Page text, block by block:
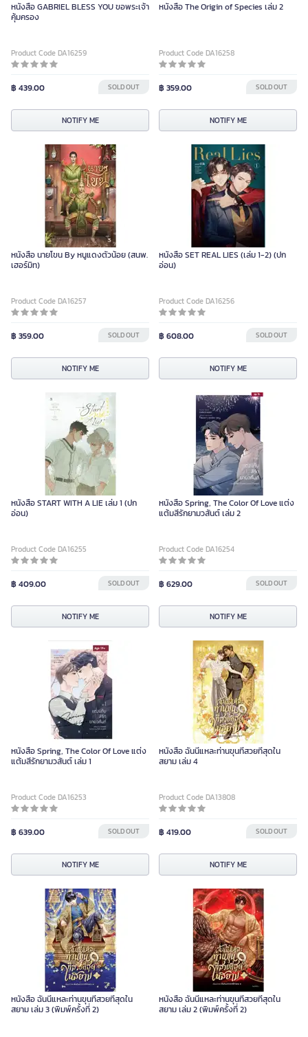
หนังสือ GABRIEL BLESS YOU ขอพระเจ้า
คุ้มครอง
Product Code DA16259
฿ 439.00 SOLD OUT
NOTIFY ME
หนังสือ The Origin of Species เล่ม 2
Product Code DA16258
฿ 359.00 SOLD OUT
NOTIFY ME
หนังสือ นายโขน By หนูแดงตัวน้อย (สนพ.
เฮอร์มิท)
Product Code DA16257
฿ 359.00 SOLD OUT
NOTIFY ME
หนังสือ SET REAL LIES (เล่ม 1-2) (ปก
อ่อน)
Product Code DA16256
฿ 608.00 SOLD OUT
NOTIFY ME
หนังสือ START WITH A LIE เล่ม 1 (ปก
อ่อน)
Product Code DA16255
฿ 409.00 SOLD OUT
NOTIFY ME
หนังสือ Spring, The Color Of Love แต่ง
แต้มสีรักยามวสันต์ เล่ม 2
Product Code DA16254
฿ 629.00 SOLD OUT
NOTIFY ME
หนังสือ Spring, The Color Of Love แต่ง
แต้มสีรักยามวสันต์ เล่ม 1
Product Code DA16253
฿ 639.00 SOLD OUT
NOTIFY ME
หนังสือ ฉันนี่แหละท่านขุนที่สวยที่สุดใน
สยาม เล่ม 4
Product Code DA13808
฿ 419.00 SOLD OUT
NOTIFY ME
หนังสือ ฉันนี่แหละท่านขุนที่สวยที่สุดใน
สยาม เล่ม 3 (พิมพ์ครั้งที่ 2)
หนังสือ ฉันนี่แหละท่านขุนที่สวยที่สุดใน
สยาม เล่ม 2 (พิมพ์ครั้งที่ 2)